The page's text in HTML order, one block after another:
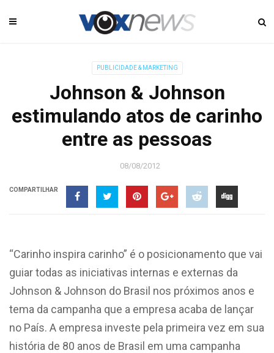
PUBLICIDADE & MARKETING
Johnson & Johnson
estimulando atos de carinho
entre as pessoas
08/08/2012
COMPARTILHAR
“Carinho inspira carinho” é o posicionamento que vai
guiar todas as iniciativas internas e externas da
Johnson & Johnson do Brasil nos próximos anos e
tema da campanha que a empresa acaba de lançar
no País. A empresa investe pela primeira vez em sua
história de 80 anos de Brasil em uma campanha